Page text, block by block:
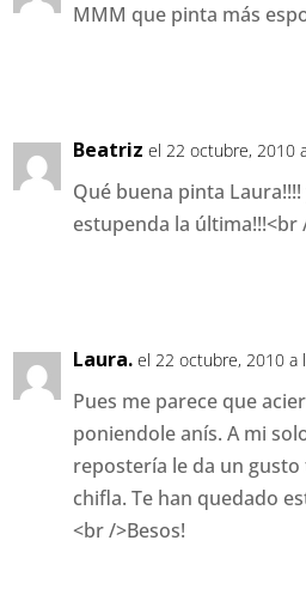
MMM que pinta más
Beatriz el 22 octubre, 2010
Qué buena pinta
estupenda la última!!!<br
Laura. el 22 octubre, 2010 a
Pues me parece que
poniendole anís. A mi
repostería le da un
chifla. Te han quedado
<br />Besos!